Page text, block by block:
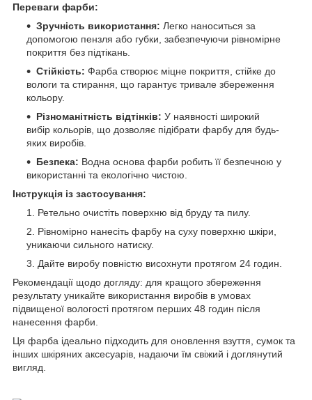
Переваги фарби:
Зручність використання: Легко наноситься за
допомогою пензля або губки, забезпечуючи рівномірне
покриття без підтікань.
Стійкість: Фарба створює міцне покриття, стійке до
вологи та стирання, що гарантує тривале збереження
кольору.
Різноманітність відтінків: У наявності широкий
вибір кольорів, що дозволяє підібрати фарбу для будь-
яких виробів.
Безпека: Водна основа фарби робить її безпечною у
використанні та екологічно чистою.
Інструкція із застосування:
Ретельно очистіть поверхню від бруду та пилу.
Рівномірно нанесіть фарбу на суху поверхню шкіри,
уникаючи сильного натиску.
Дайте виробу повністю висохнути протягом 24 годин.
Рекомендації щодо догляду: для кращого збереження
результату уникайте використання виробів в умовах
підвищеної вологості протягом перших 48 годин після
нанесення фарби.
Ця фарба ідеально підходить для оновлення взуття, сумок та
інших шкіряних аксесуарів, надаючи їм свіжий і доглянутий
вигляд.